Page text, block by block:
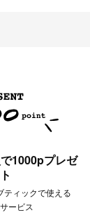
1000pプレゼ
ティックで使える
ービス